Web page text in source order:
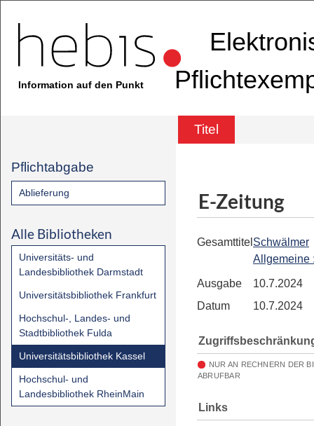
Information auf den Punkt
Titel
Pflichtabgabe
Ablieferung
Alle Bibliotheken
Universitäts- und
Landesbibliothek Darmstadt
Universitätsbibliothek Frankfurt
Hochschul-, Landes- und
Stadtbibliothek Fulda
Universitätsbibliothek Kassel
Hochschul- und
Landesbibliothek RheinMain
E-Zeitung
Gesamttitel Schwälmer
Allgemeine
Ausgabe
10.7.2024
Datum
10.7.2024
NUR AN RECHNERN DER
ABRUFBAR
Links